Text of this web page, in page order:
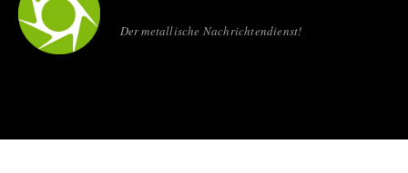
Der metallische Nachrichtendienst!